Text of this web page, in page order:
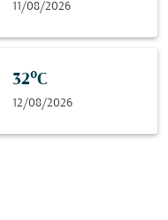
11/08/2026
32°C
12/08/2026